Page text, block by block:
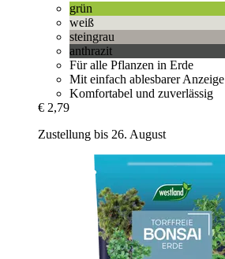
grün
weiß
steingrau
anthrazit
Für alle Pflanzen in Erde
Mit einfach ablesbarer Anzeige
Komfortabel und zuverlässig
€ 2,79
Zustellung bis 26. August